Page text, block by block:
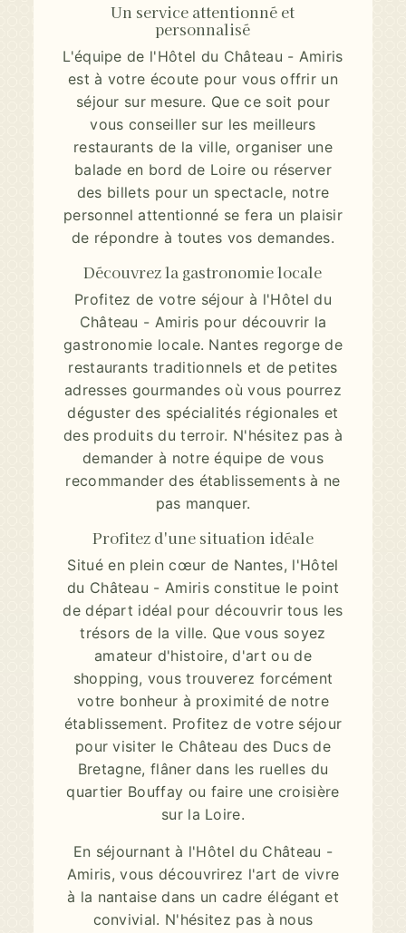
Un service attentionné et
personnalisé
L'équipe de l'Hôtel du Château - Amiris
est à votre écoute pour vous offrir un
séjour sur mesure. Que ce soit pour
vous conseiller sur les meilleurs
restaurants de la ville, organiser une
balade en bord de Loire ou réserver
des billets pour un spectacle, notre
personnel attentionné se fera un plaisir
de répondre à toutes vos demandes.
Découvrez la gastronomie locale
Profitez de votre séjour à l'Hôtel du
Château - Amiris pour découvrir la
gastronomie locale. Nantes regorge de
restaurants traditionnels et de petites
adresses gourmandes où vous pourrez
déguster des spécialités régionales et
des produits du terroir. N'hésitez pas à
demander à notre équipe de vous
recommander des établissements à ne
pas manquer.
Profitez d'une situation idéale
Situé en plein cœur de Nantes, l'Hôtel
du Château - Amiris constitue le point
de départ idéal pour découvrir tous les
trésors de la ville. Que vous soyez
amateur d'histoire, d'art ou de
shopping, vous trouverez forcément
votre bonheur à proximité de notre
établissement. Profitez de votre séjour
pour visiter le Château des Ducs de
Bretagne, flâner dans les ruelles du
quartier Bouffay ou faire une croisière
sur la Loire.
En séjournant à l'Hôtel du Château -
Amiris, vous découvrirez l'art de vivre
à la nantaise dans un cadre élégant et
convivial. N'hésitez pas à nous